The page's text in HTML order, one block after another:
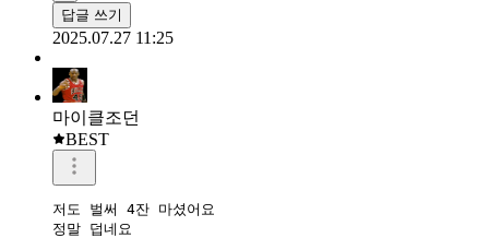
답글 쓰기
2025.07.27 11:25
마이클조던
BEST
저도 벌써 4잔 마셨어요
정말 덥네요